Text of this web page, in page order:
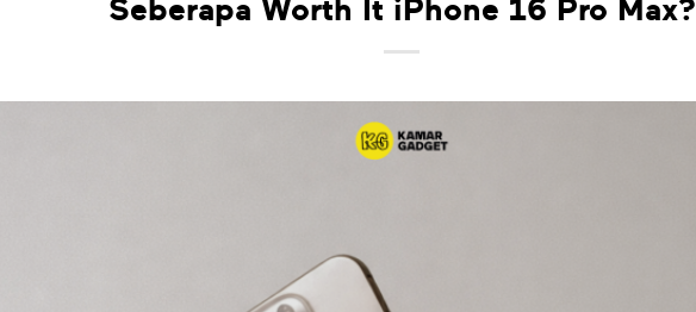
Seberapa Worth It iPhone 16 Pro Max?